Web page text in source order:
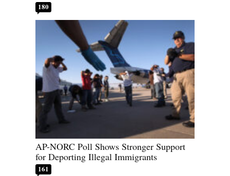
180
AP-NORC Poll Shows Stronger Support
for Deporting Illegal Immigrants
161